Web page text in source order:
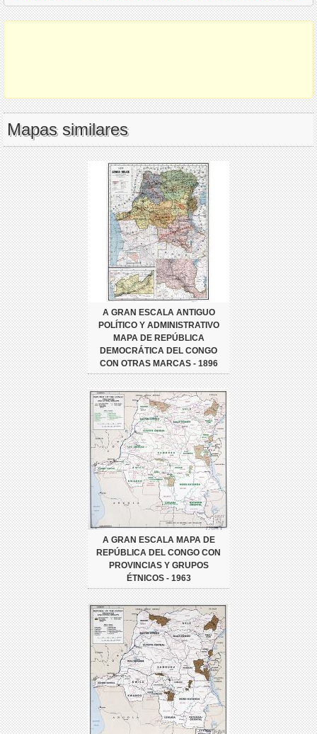
Mapas similares
A GRAN ESCALA ANTIGUO
POLÍTICO Y ADMINISTRATIVO
MAPA DE REPÚBLICA
DEMOCRÁTICA DEL CONGO
CON OTRAS MARCAS - 1896
A GRAN ESCALA MAPA DE
REPÚBLICA DEL CONGO CON
PROVINCIAS Y GRUPOS
ÉTNICOS - 1963